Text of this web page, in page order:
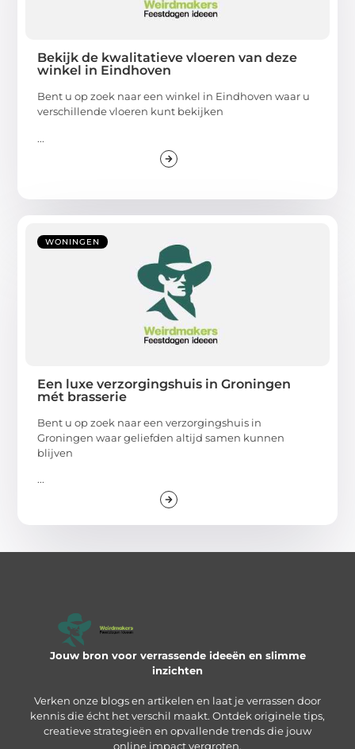
Bekijk de kwalitatieve vloeren van deze
winkel in Eindhoven
Bent u op zoek naar een winkel in Eindhoven waar u
verschillende vloeren kunt bekijken
...
WONINGEN
Een luxe verzorgingshuis in Groningen
mét brasserie
Bent u op zoek naar een verzorgingshuis in
Groningen waar geliefden altijd samen kunnen
blijven
...
Jouw bron voor verrassende ideeën en slimme
inzichten
Verken onze blogs en artikelen en laat je verrassen door
kennis die écht het verschil maakt. Ontdek originele tips,
creatieve strategieën en opvallende trends die jouw
online impact vergroten.